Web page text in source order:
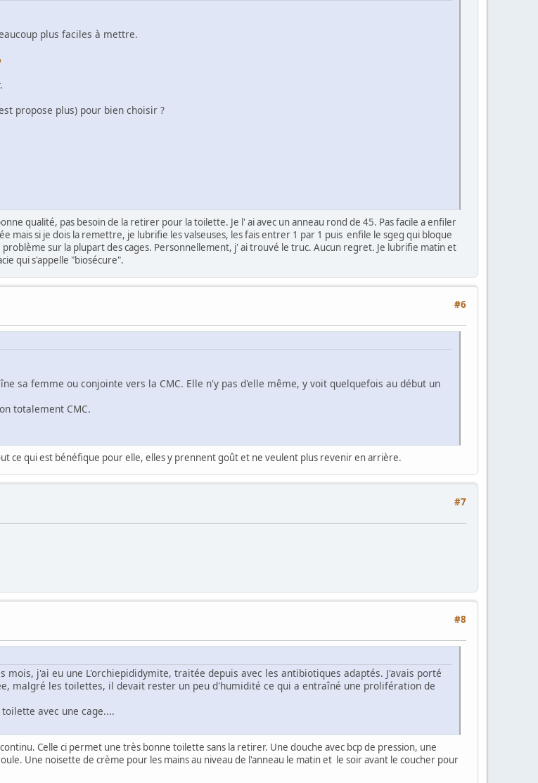
plus faciles à mettre.
propose plus) pour bien choisir ?
qualité, pas besoin de la retirer pour la toilette. Je l' ai avec un anneau rond de 45. Pas facile a enfiler
mais si je dois la remettre, je lubrifie les valseuses, les fais entrer 1 par 1 puis enfile le sgeg qui bloque
sur la plupart des cages. Personnellement, j' ai trouvé le truc. Aucun regret. Je lubrifie matin et
qui s'appelle "biosécure".
#6
sa femme ou conjointe vers la CMC. Elle n'y pas d'elle même, y voit quelquefois au début un
totalement CMC.
ce qui est bénéfique pour elle, elles y prennent goût et ne veulent plus revenir en arrière.
#7
#8
j'ai eu une L'orchiepididymite, traitée depuis avec les antibiotiques adaptés. J'avais porté
malgré les toilettes, il devait rester un peu d'humidité ce qui a entraîné une prolifération de
avec une cage....
Celle ci permet une très bonne toilette sans la retirer. Une douche avec bcp de pression, une
Une noisette de crème pour les mains au niveau de l'anneau le matin et le soir avant le coucher pour